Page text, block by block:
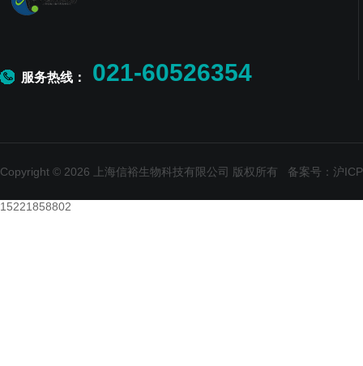
服务热线： 021-60526354
Copyright © 2026 上海信裕生物科技有限公司 版权所有 备案号：沪
15221858802